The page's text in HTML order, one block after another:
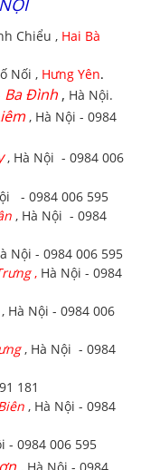
Chiểu , Hai Bà
Nối , Hưng Yên.
Ba Đình , Hà Nội.
, Hà Nội - 0984
, Hà Nội - 0984 006
- 0984 006 595
, Hà Nội - 0984
Nội - 0984 006 595
, Hà Nội - 0984
, Hà Nội - 0984 006
, Hà Nội - 0984
181
, Hà Nội - 0984
- 0984 006 595
, Hà Nội - 0984